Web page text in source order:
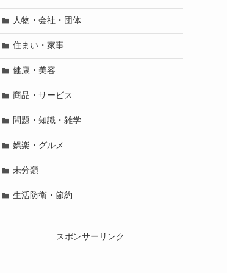
人物・会社・団体
住まい・家事
健康・美容
商品・サービス
問題・知識・雑学
娯楽・グルメ
未分類
生活防衛・節約
スポンサーリンク